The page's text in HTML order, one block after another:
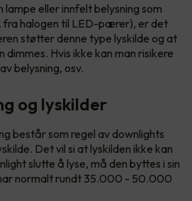
lampe eller innfelt belysning som
fra halogen til LED-pærer), er det
støtter denne type lyskilde og at
Hvis ikke kan man risikere
belysning, osv.
og lyskilder
består som regel av downlights
Det vil si at lyskilden ikke kan
slutte å lyse, må den byttes i sin
normalt rundt 35.000 - 50.000